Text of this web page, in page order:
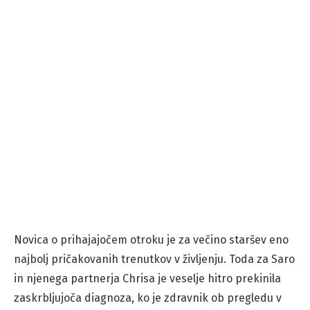
Novica o prihajajočem otroku je za večino staršev eno
najbolj pričakovanih trenutkov v življenju. Toda za Saro
in njenega partnerja Chrisa je veselje hitro prekinila
zaskrbljujoča diagnoza, ko je zdravnik ob pregledu v